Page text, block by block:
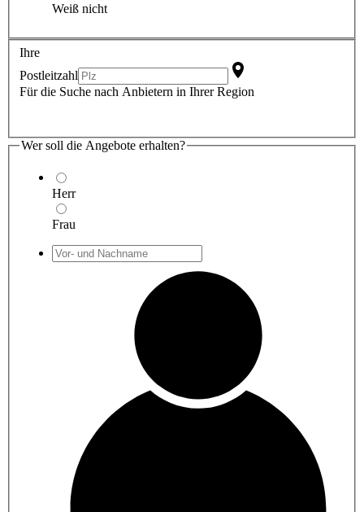
Weiß nicht
Ihre
Postleitzahl
Für die Suche nach Anbietern in Ihrer Region
Wer soll die Angebote erhalten?
Herr
Frau